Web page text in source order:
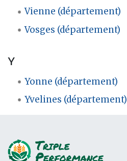
Vienne (département)
Vosges (département)
Y
Yonne (département)
Yvelines (département)